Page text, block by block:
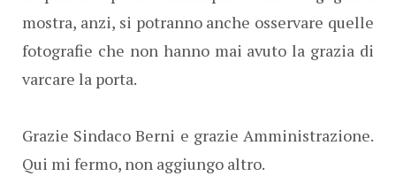
mostra, anzi, si potranno anche osservare quelle
fotografie che non hanno mai avuto la grazia di
varcare la porta.
Grazie Sindaco Berni e grazie Amministrazione.
Qui mi fermo, non aggiungo altro.